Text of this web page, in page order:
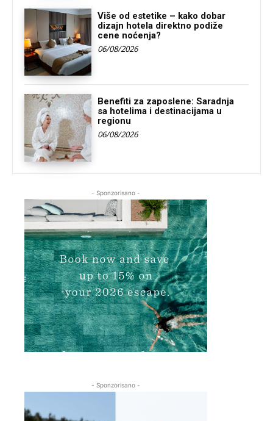
Više od estetike – kako dobar
dizajn hotela direktno podiže
cene noćenja?
06/08/2026
Benefiti za zaposlene: Saradnja
sa hotelima i destinacijama u
regionu
06/08/2026
- Sponzorisano -
- Sponzorisano -